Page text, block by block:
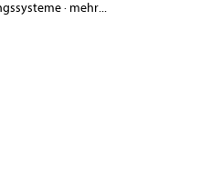
· mehr...